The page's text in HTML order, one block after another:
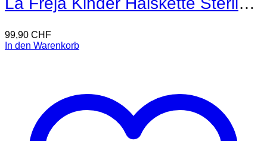
99,90 CHF
In den Warenkorb